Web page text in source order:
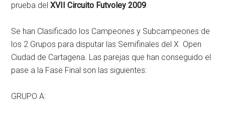
prueba delXVII Circuito Futvoley 2009.
Se han Clasificado los Campeones y Subcampeones de
los 2 Grupos para disputar las Semifinales del X Open
Ciudad de Cartagena. Las parejas que han conseguido el
pase a la Fase Final son las siguientes:
GRUPO A: